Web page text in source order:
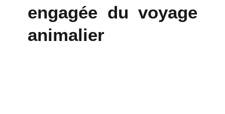
engagée du voyage
animalier